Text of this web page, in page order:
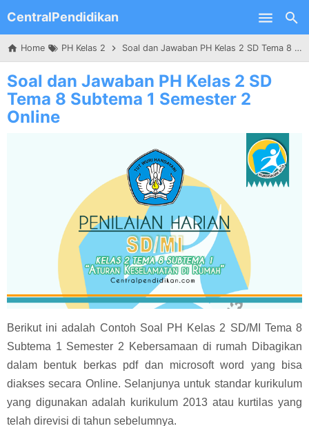
Skip to main content
CentralPendidikan
Home PH Kelas 2 Soal dan Jawaban PH Kelas 2 SD Tema 8 Subtema 1 Semester 2 Online
Soal dan Jawaban PH Kelas 2 SD
Tema 8 Subtema 1 Semester 2
Online
Berikut ini adalah Contoh Soal PH Kelas 2 SD/MI Tema 8
Subtema 1 Semester 2 Kebersamaan di rumah Dibagikan
dalam bentuk berkas pdf dan microsoft word yang bisa
diakses secara Online. Selanjunya untuk standar kurikulum
yang digunakan adalah kurikulum 2013 atau kurtilas yang
telah direvisi di tahun sebelumnya.